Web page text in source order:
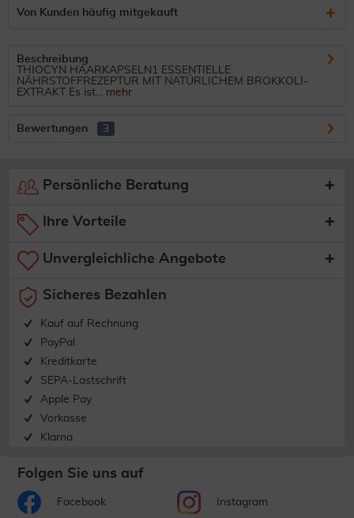
Von Kunden häufig mitgekauft
Beschreibung
THIOCYN HAARKAPSELN1 ESSENTIELLE
NÄHRSTOFFREZEPTUR MIT NATÜRLICHEM BROKKOLI-
EXTRAKT Es ist... mehr
Bewertungen 3
Persönliche Beratung
Ihre Vorteile
Unvergleichliche Angebote
Sicheres Bezahlen
Kauf auf Rechnung
PayPal
Kreditkarte
SEPA-Lastschrift
Apple Pay
Vorkasse
Klarna
Folgen Sie uns auf
Facebook Instagram